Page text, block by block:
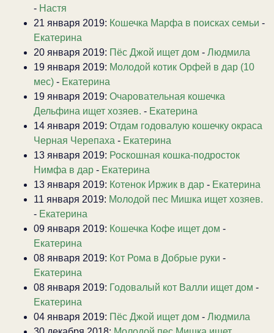
- Настя
21 января 2019: Кошечка Марфа в поисках семьи -
Екатерина
20 января 2019: Пёс Джой ищет дом - Людмила
19 января 2019: Молодой котик Орфей в дар (10
мес) - Екатерина
19 января 2019: Очаровательная кошечка
Дельфина ищет хозяев. - Екатерина
14 января 2019: Отдам годовалую кошечку окраса
Черная Черепаха - Екатерина
13 января 2019: Роскошная кошка-подросток
Нимфа в дар - Екатерина
13 января 2019: Котенок Иржик в дар - Екатерина
11 января 2019: Молодой пес Мишка ищет хозяев.
- Екатерина
09 января 2019: Кошечка Кофе ищет дом -
Екатерина
08 января 2019: Кот Рома в Добрые руки -
Екатерина
08 января 2019: Годовалый кот Валли ищет дом -
Екатерина
04 января 2019: Пёс Джой ищет дом - Людмила